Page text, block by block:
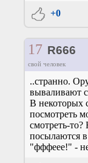
+0
17 R666
свой человек
..странно.
вываливают
В некоторых
посмотреть
смотреть-
посылаются
"фффеее!" -